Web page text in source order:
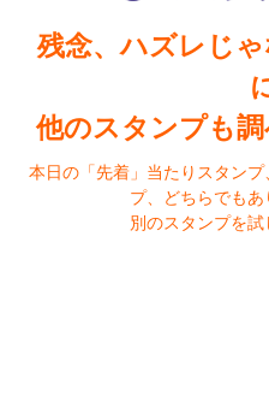
残念、ハズレじ
他のスタンプも
本日の「先着」当たりスタン
プ、どちらでもあ
別のスタンプを試